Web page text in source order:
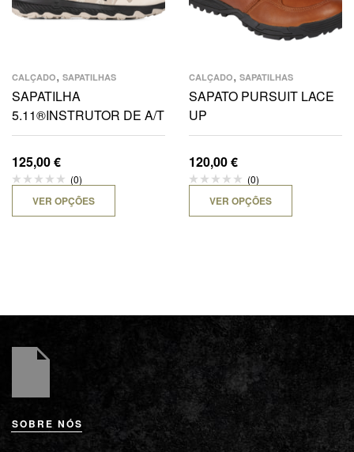
CALÇADO, SAPATILHAS
SAPATILHA
5.11®INSTRUTOR DE A/T
125,00€
(0)
VER OPÇÕES
CALÇADO, SAPATILHAS
SAPATO PURSUIT LACE
UP
120,00€
(0)
VER OPÇÕES
SOBRE NÓS